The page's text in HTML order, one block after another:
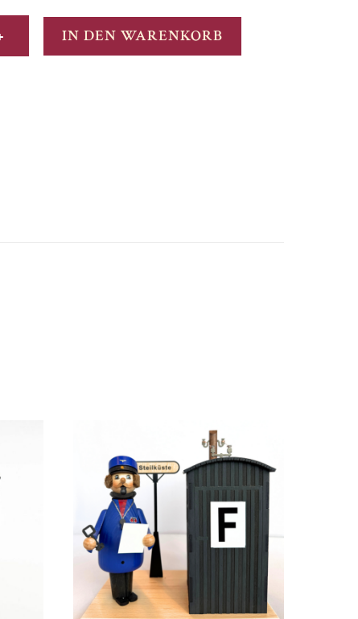
IN DEN WARENKORB